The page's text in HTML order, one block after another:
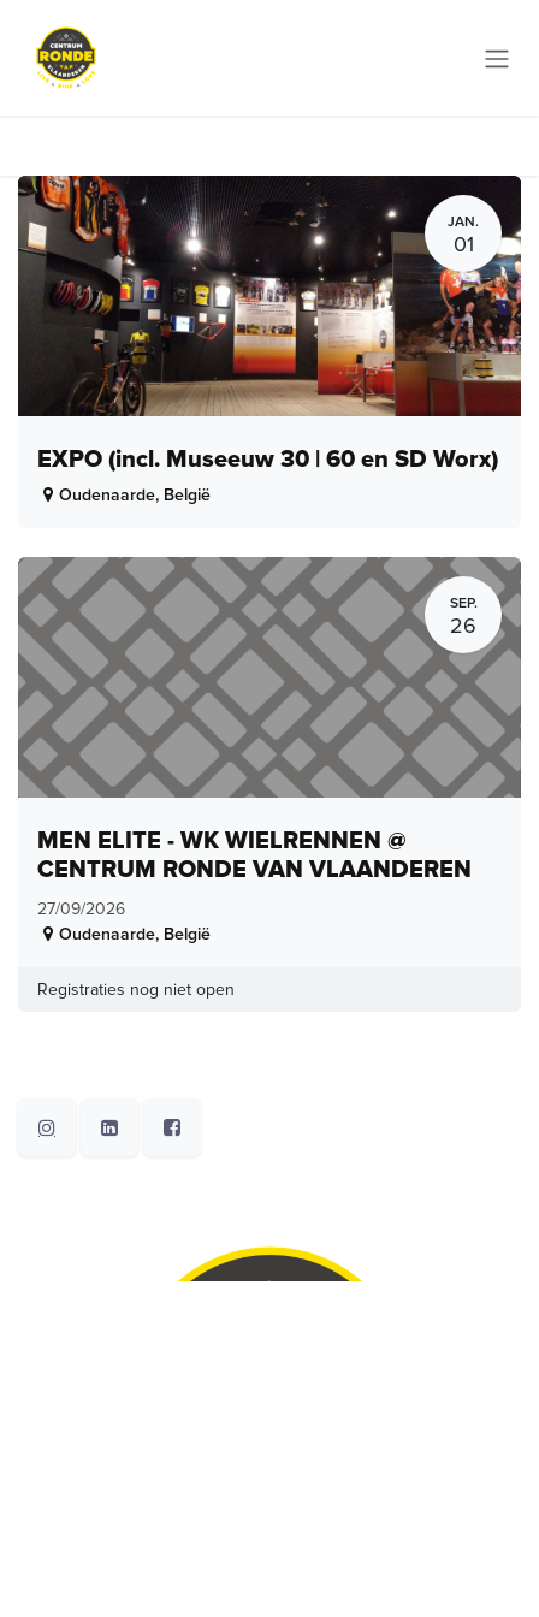
JAN.
01
EXPO (incl. Museeuw 30 | 60 en SD Worx)
Oudenaarde, België
SEP.
26
MEN ELITE - WK WIELRENNEN @
CENTRUM RONDE VAN VLAANDEREN
27/09/2026
Oudenaarde, België
Registraties nog niet open